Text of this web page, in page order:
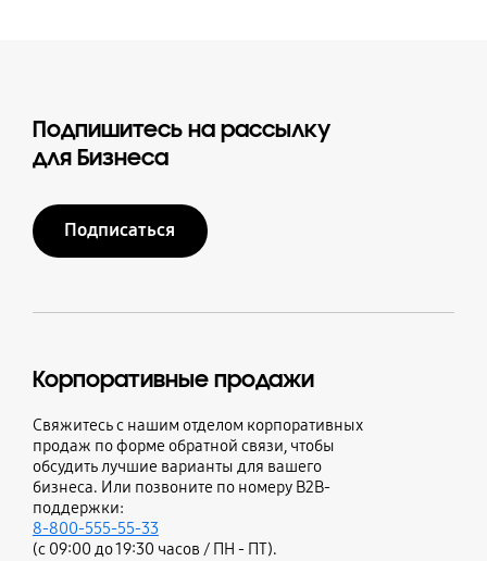
Подпишитесь на рассылку
для Бизнеса
Подписаться
Корпоративные продажи
Свяжитесь с нашим отделом корпоративных
продаж по форме обратной связи, чтобы
обсудить лучшие варианты для вашего
бизнеса. Или позвоните по номеру B2B-
поддержки:
8-800-555-55-33
(с 09:00 до 19:30 часов / ПН - ПТ).